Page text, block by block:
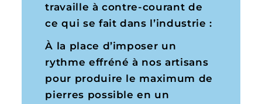
travaille à contre-courant de
ce qui se fait dans l’industrie :
À la place d’imposer un
rythme effréné à nos artisans
pour produire le maximum de
pierres possible en un